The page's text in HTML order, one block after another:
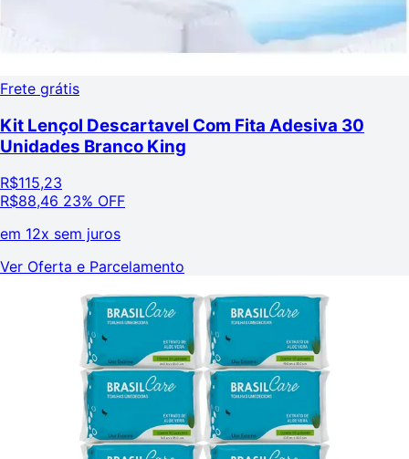
Frete grátis
Kit Lençol Descartavel Com Fita Adesiva 30
Unidades Branco King
R$115,23
R$88,46 23% OFF
em 12x sem juros
Ver Oferta e Parcelamento